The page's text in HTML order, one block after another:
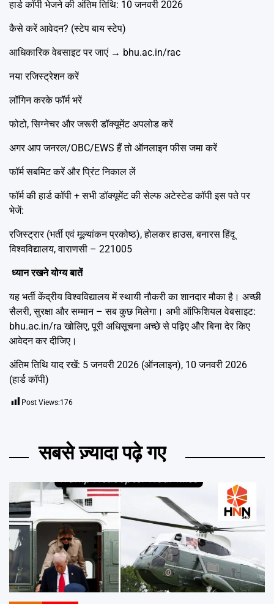
हार्ड कॉपी भेजने की अंतिम तिथि: 10 जनवरी 2026
कैसे करें आवेदन? (स्टेप बाय स्टेप)
आधिकारिक वेबसाइट पर जाएं → bhu.ac.in/rac
नया रजिस्ट्रेशन करें
लॉगिन करके फॉर्म भरें
फोटो, सिग्नेचर और जरूरी डॉक्यूमेंट अपलोड करें
अगर आप जनरल/OBC/EWS हैं तो ऑनलाइन फीस जमा करें
फॉर्म सबमिट करें और प्रिंट निकाल लें
फॉर्म की हार्ड कॉपी + सभी डॉक्यूमेंट की सेल्फ अटेस्टेड कॉपी इस पते पर
भेजें:
रजिस्ट्रार (भर्ती एवं मूल्यांकन प्रकोष्ठ), होलकर हाउस, बनारस हिंदू
विश्वविद्यालय, वाराणसी – 221005
ध्यान रखने योग्य बातें
यह भर्ती केंद्रीय विश्वविद्यालय में स्थायी नौकरी का शानदार मौका है। अच्छी
सैलरी, सुरक्षा और सम्मान – सब कुछ मिलेगा। अभी ऑफिशियल वेबसाइट:
bhu.ac.in/ra खोलिए, पूरी अधिसूचना अच्छे से पढ़िए और बिना देर किए
आवेदन कर दीजिए।
अंतिम तिथि याद रखें: 5 जनवरी 2026 (ऑनलाइन), 10 जनवरी 2026
(हार्ड कॉपी)
Post Views:176
सबसे ज़्यादा पढ़े गए